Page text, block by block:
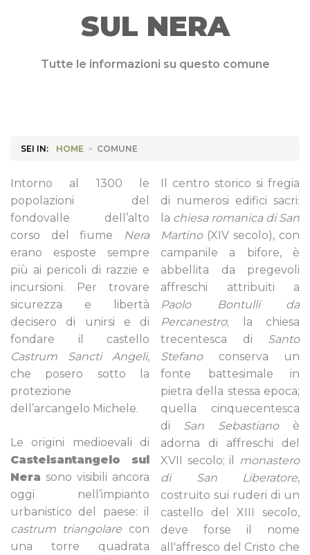
SUL NERA
Tutte le informazioni su questo comune
SEI IN: HOME > COMUNE
Intorno al 1300 le
popolazioni del
fondovalle dell’alto
corso del fiume
Nera
erano esposte sempre
più ai pericoli di razzie e
incursioni. Per trovare
sicurezza e libertà
decisero di unirsi e di
fondare il castello
Castrum Sancti Angeli,
che posero sotto la
protezione
dell’arcangelo Michele.
Le origini medioevali di
Castelsantangelo sul
Nera sono visibili ancora
oggi nell’impianto
urbanistico del paese: il
castrum triangolare con
una torre quadrata
Il centro storico si fregia
di numerosi edifici sacri:
la chiesa romanica di San
Martino(XIV secolo), con
campanile a bifore, è
abbellita da pregevoli
affreschi attribuiti a
Paolo Bontulli da
Percanestro; la chiesa
trecentesca di Santo
Stefanoconserva un
fonte battesimale in
pietra della stessa epoca;
quella cinquecentesca
di San Sebastianoè
adorna di affreschi del
XVII secolo; il monastero
di San Liberatore,
costruito sui ruderi di un
castello del XIII secolo,
deve forse il nome
all'affresco del Cristo che